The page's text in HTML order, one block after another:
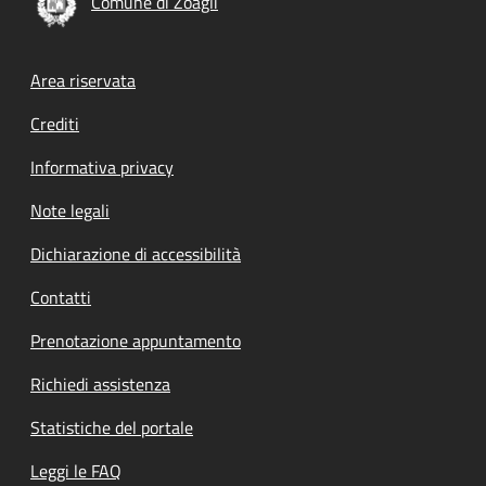
Footer menu
Area riservata
Crediti
Informativa privacy
Note legali
Dichiarazione di accessibilità
Contatti
Prenotazione appuntamento
Richiedi assistenza
Statistiche del portale
Leggi le FAQ